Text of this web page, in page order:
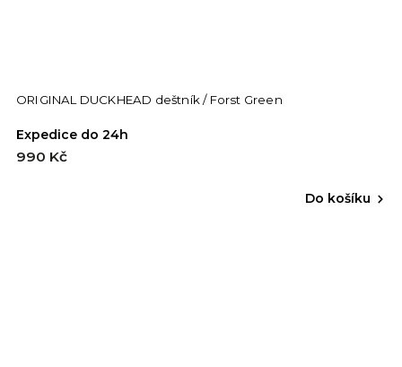
ORIGINAL DUCKHEAD deštník / Forst Green
Expedice do 24h
990 Kč
Do košíku